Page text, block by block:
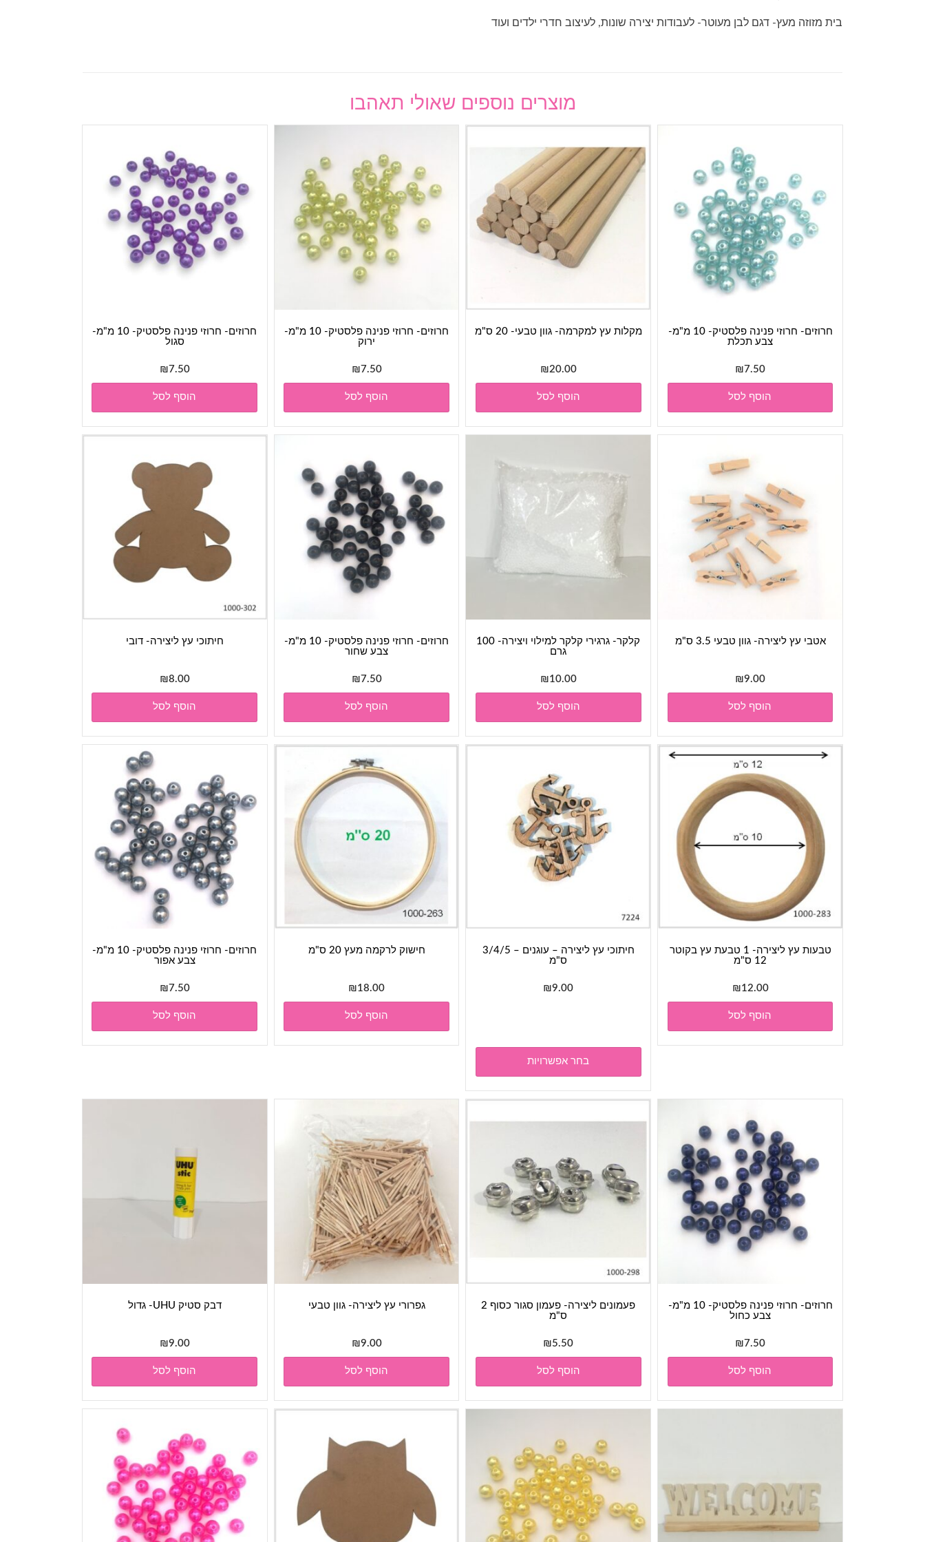
בית מזוזה מעץ- דגם לבן מעוטר- לעבודות יצירה שונות, לעיצוב חדרי ילדים ועוד
מוצרים נוספים שאולי תאהבו
חרוזים- חרוזי פנינה פלסטיק- 10 מ"מ-
סגול
₪7.50
הוסף לסל
חרוזים- חרוזי פנינה פלסטיק- 10 מ"מ-
ירוק
₪7.50
הוסף לסל
מקלות עץ למקרמה- גוון טבעי- 20 ס"מ
₪20.00
הוסף לסל
חרוזים- חרוזי פנינה פלסטיק- 10 מ"מ-
צבע תכלת
₪7.50
הוסף לסל
חיתוכי עץ ליצירה- דובי
₪8.00
הוסף לסל
חרוזים- חרוזי פנינה פלסטיק- 10 מ"מ-
צבע שחור
₪7.50
הוסף לסל
קלקר- גרגירי קלקר למילוי ויצירה- 100
גרם
₪10.00
הוסף לסל
אטבי עץ ליצירה- גוון טבעי 3.5 ס"מ
₪9.00
הוסף לסל
חרוזים- חרוזי פנינה פלסטיק- 10 מ"מ-
צבע אפור
₪7.50
הוסף לסל
חישוק לרקמה מעץ 20 ס"מ
₪18.00
הוסף לסל
חיתוכי עץ ליצירה – עוגנים – 3/4/5
ס"מ
₪9.00
בחר אפשרויות
למוצר
לבחור
את
טבעות עץ ליצירה- 1 טבעת עץ בקוטר
12 ס"מ
₪12.00
הוסף לסל
דבק סטיק UHU- גדול
₪9.00
הוסף לסל
גפרורי עץ ליצירה- גוון טבעי
₪9.00
הוסף לסל
פעמונים ליצירה- פעמון סגור כסוף 2
ס"מ
₪5.50
הוסף לסל
חרוזים- חרוזי פנינה פלסטיק- 10 מ"מ-
צבע כחול
₪7.50
הוסף לסל